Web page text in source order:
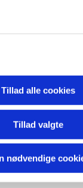
Tillad alle cookies
Tillad valgte
nødvendige